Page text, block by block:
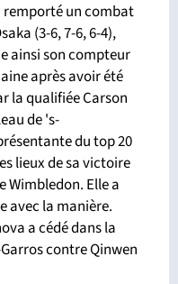
remporté un combat
(3-6, 7-6, 6-4),
ainsi son compteur
après avoir été
la qualifiée Carson
de 's-
du top 20
lieux de sa victoire
Wimbledon. Elle a
avec la manière.
a cédé dans la
contre Qinwen